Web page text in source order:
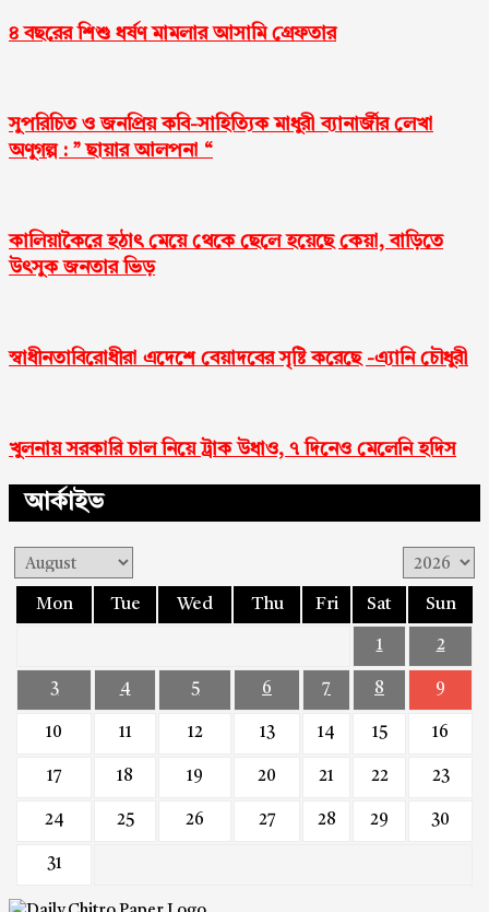
৪ বছরের শিশু ধর্ষণ মামলার আসামি গ্রেফতার
সুপরিচিত ও জনপ্রিয় কবি-সাহিত্যিক মাধুরী ব্যানার্জীর লেখা
অণুগল্প : ” ছায়ার আলপনা “
কালিয়াকৈরে হঠাৎ মেয়ে থেকে ছেলে হয়েছে কেয়া, বাড়িতে
উৎসুক জনতার ভিড়
স্বাধীনতাবিরোধীরা এদেশে বেয়াদবের সৃষ্টি করেছে -এ্যানি চৌধুরী
খুলনায় সরকা‌রি চাল নিয়ে ট্রাক উধাও, ৭ দিনেও মেলে‌নি হ‌দিস
আর্কাইভ
Mon Tue Wed Thu Fri Sat Sun
1 2
3 4 5 6 7 8 9
10 11 12 13 14 15 16
17 18 19 20 21 22 23
24 25 26 27 28 29 30
31